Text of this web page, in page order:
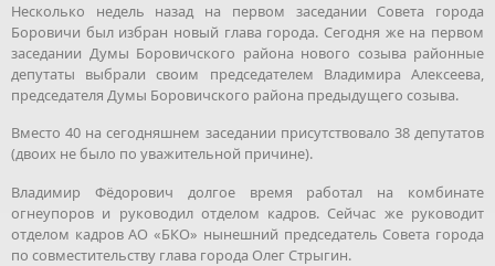
Несколько недель назад на первом заседании Совета города
Боровичи был избран новый глава города. Сегодня же на первом
заседании Думы Боровичского района нового созыва районные
депутаты выбрали своим председателем Владимира Алексеева,
председателя Думы Боровичского района предыдущего созыва.
Вместо 40 на сегодняшнем заседании присутствовало 38 депутатов
(двоих не было по уважительной причине).
Владимир Фёдорович долгое время работал на комбинате
огнеупоров и руководил отделом кадров. Сейчас же руководит
отделом кадров АО «БКО» нынешний председатель Совета города
по совместительству глава города Олег Стрыгин.